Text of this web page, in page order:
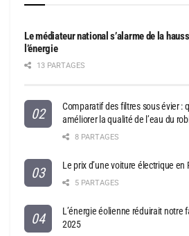
Le médiateur national s’alarme de la
l’énergie
13 PARTAGES
Comparatif des filtres sous évier :
améliorer la qualité de l’eau du
8 PARTAGES
Le prix d’une voiture électrique en
5 PARTAGES
L’énergie éolienne réduirait notre
2025